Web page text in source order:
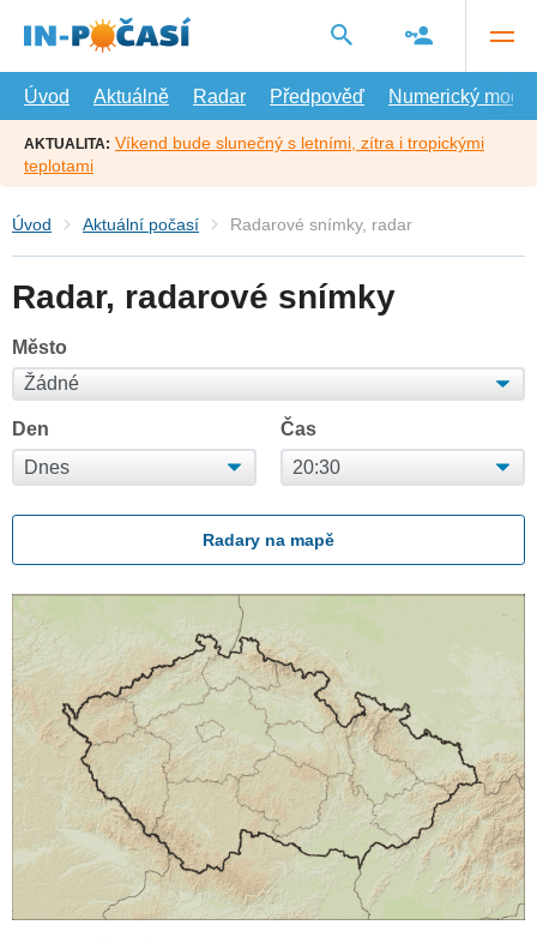
hlavní
Úvod
Aktuálně Radar Předpověď Numerický model
AKTUALITA: Víkend bude slunečný s letními, zítra i tropickými
teplotami
Úvod Aktuální počasí Radarové snímky, radar
Radar, radarové snímky
Město
Den Čas
Radary na mapě